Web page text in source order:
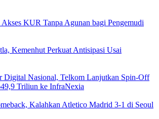
Akses KUR Tanpa Agunan bagi Pengemudi
Kemenhut Perkuat Antisipasi Usai
Digital Nasional, Telkom Lanjutkan Spin-Off
Triliun ke InfraNexia
Kalahkan Atletico Madrid 3-1 di Seoul